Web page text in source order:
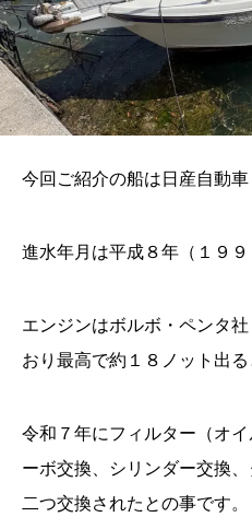
今回ご紹介の船は日産自動
進水年月は平成８年（１９９
エンジンはボルボ・ペンタ
おり最高で約１８ノット出る
令和７年にフィルター（オ
ーボ交換、シリンダー交換
二つ交換されたとの事です。